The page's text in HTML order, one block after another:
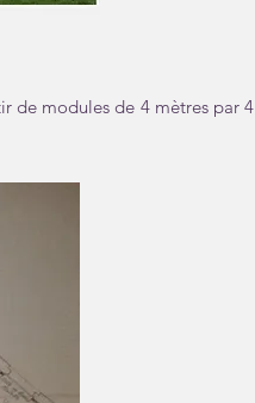
de modules de 4 mètres par 4